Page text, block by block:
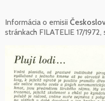
Informácia o emisii
stránkach FILATELIE 17/1972,